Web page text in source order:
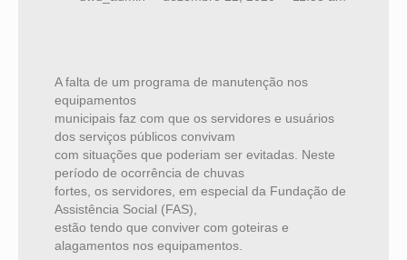
A falta de um programa de manutenção nos
equipamentos
municipais faz com que os servidores e usuários
dos serviços públicos convivam
com situações que poderiam ser evitadas. Neste
período de ocorrência de chuvas
fortes, os servidores, em especial da Fundação de
Assistência Social (FAS),
estão tendo que conviver com goteiras e
alagamentos nos equipamentos.